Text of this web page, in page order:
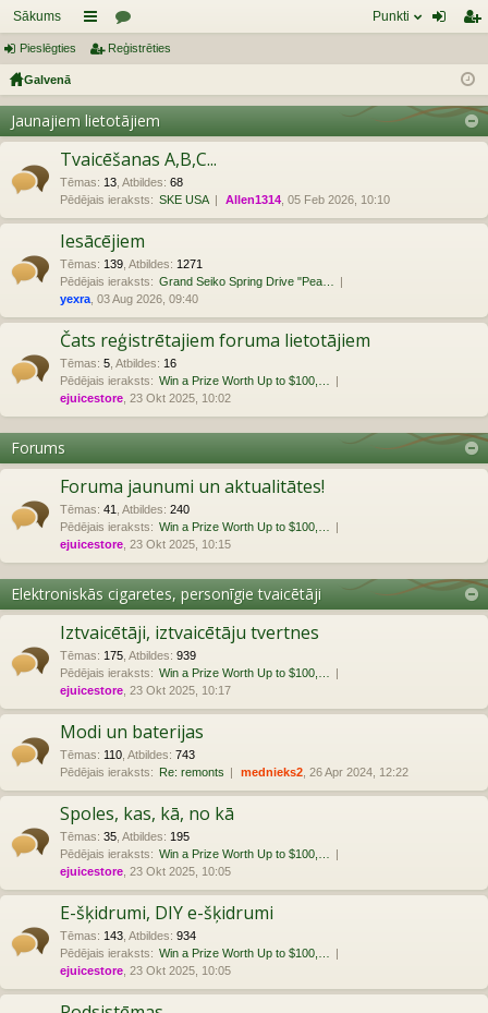
Sākums
aī
es
or
mi
Punkti
ēg
ist
rēt
Pieslēgties Reģistrēties
Galvenā
Jaunajiem lietotājiem
Tvaicēšanas A,B,C...
Tēmas: 13 Atbildes: 68
Pēdējais ieraksts: SKE USA Allen1314 , 05 Feb 2026, 10:10
Iesācējiem
Tēmas: 139 Atbildes: 1271
Pēdējais ieraksts: Grand Seiko Spring Drive "Pea…
yexra , 03 Aug 2026, 09:40
Čats reģistrētajiem foruma lietotājiem
Tēmas: 5 Atbildes: 16
Pēdējais ieraksts: Win a Prize Worth Up to $100,…
ejuicestore , 23 Okt 2025, 10:02
Forums
Foruma jaunumi un aktualitātes!
Tēmas: 41 Atbildes: 240
Pēdējais ieraksts: Win a Prize Worth Up to $100,…
ejuicestore , 23 Okt 2025, 10:15
Elektroniskās cigaretes, personīgie tvaicētāji
Iztvaicētāji, iztvaicētāju tvertnes
Tēmas: 175 Atbildes: 939
Pēdējais ieraksts: Win a Prize Worth Up to $100,…
ejuicestore , 23 Okt 2025, 10:17
Modi un baterijas
Tēmas: 110 Atbildes: 743
Pēdējais ieraksts: Re: remonts mednieks2 , 26 Apr 2024, 12:22
Spoles, kas, kā, no kā
Tēmas: 35 Atbildes: 195
Pēdējais ieraksts: Win a Prize Worth Up to $100,…
ejuicestore , 23 Okt 2025, 10:05
E-šķidrumi, DIY e-šķidrumi
Tēmas: 143 Atbildes: 934
Pēdējais ieraksts: Win a Prize Worth Up to $100,…
ejuicestore , 23 Okt 2025, 10:05